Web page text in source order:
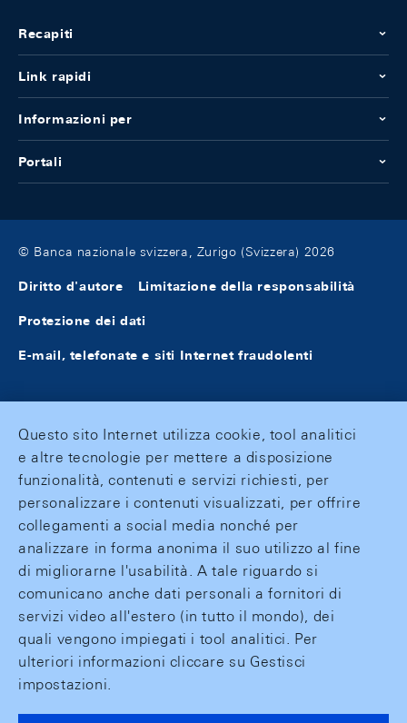
Recapiti
Link rapidi
Informazioni per
Portali
© Banca nazionale svizzera, Zurigo (Svizzera) 2026
Diritto d'autore Limitazione della responsabilità
Protezione dei dati
E-mail, telefonate e siti Internet fraudolenti
Questo sito Internet utilizza cookie, tool analitici
e altre tecnologie per mettere a disposizione
funzionalità, contenuti e servizi richiesti, per
personalizzare i contenuti visualizzati, per offrire
collegamenti a social media nonché per
analizzare in forma anonima il suo utilizzo al fine
di migliorarne l'usabilità. A tale riguardo si
comunicano anche dati personali a fornitori di
servizi video all'estero (in tutto il mondo), dei
quali vengono impiegati i tool analitici. Per
ulteriori informazioni cliccare su Gestisci
impostazioni.